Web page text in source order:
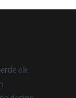
elk